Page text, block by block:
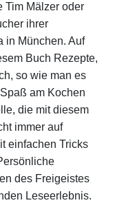
Tim Mälzer oder
ihrer
in München. Auf
Buch Rezepte,
so wie man es
am Kochen
die mit diesem
immer auf
einfachen Tricks
des Freigeistes
Leseerlebnis.